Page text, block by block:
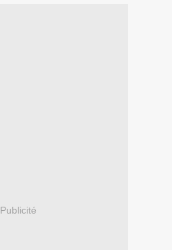
Publicité